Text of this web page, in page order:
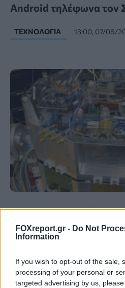
FOXreport.gr - Do Not
Information
If you wish to opt-out of the sale,
processing of your personal or
targeted advertising by us,
Android τηλέφωνα τον
ΤΕΧΝΟΛΟΓΊΑ 13:00, 07/08/
Μικροσκοπικό σύστημα
δρόμο για πειράματα
φυσικής στο διάστημα
ΕΠΙΣΤΉΜΗ 11:00, 07/08/2026